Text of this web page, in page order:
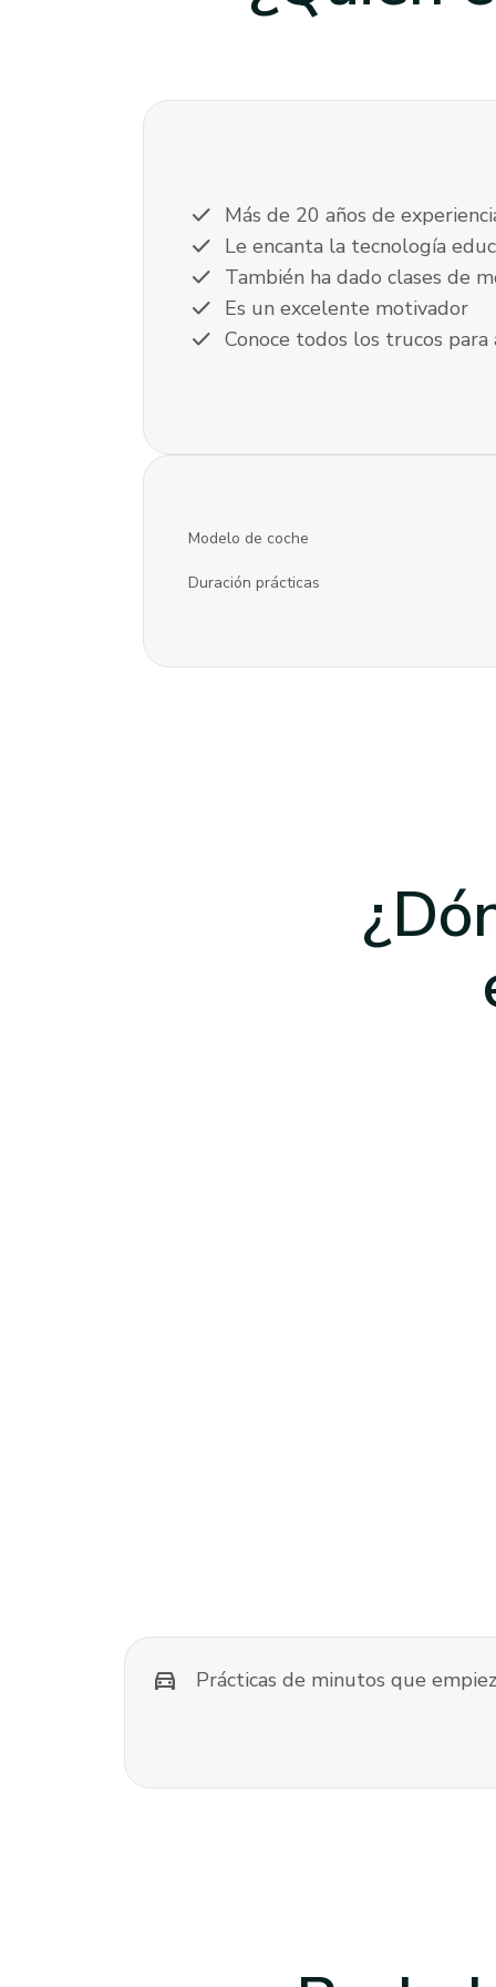
check Más de 20 años de
check Le encanta la tecnología
check También ha dado clases de
check Es un excelente motivador
check Conoce todos los trucos para
Modelo de coche
Duración prácticas
directions_car Prácticas de minutos que